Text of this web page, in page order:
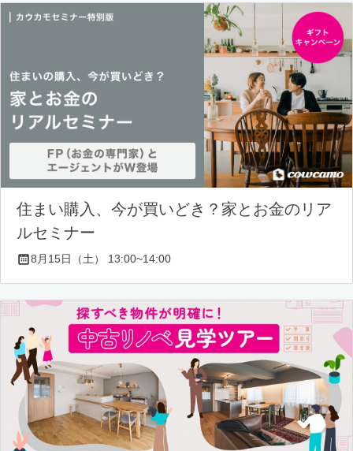
住まい購入、今が買いどき？家とお金のリア
ルセミナー
8月15日（土） 13:00~14:00